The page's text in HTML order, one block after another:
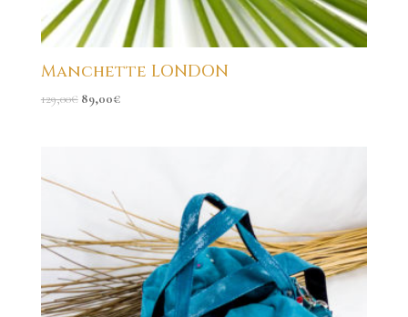
Manchette LONDON
129,00€ 89,00€